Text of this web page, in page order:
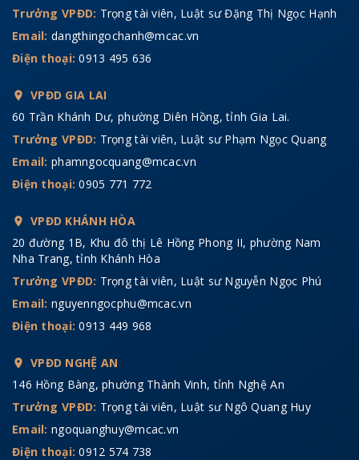
Trưởng VPĐD: Trọng tài viên, Luật sư Đặng Thị Ngọc Hạnh
Email: dangthingochanh@mcac.vn
Điện thoại:0913 495 636
VPĐD GIA LAI
60 Trần Khánh Dư, phường Diên Hồng, tỉnh Gia Lai.
Trưởng VPĐD: Trọng tài viên, Luật sư Phạm Ngọc Quang
Email: phamngocquang@mcac.vn
Điện thoại:0905 771 772
VPĐD KHÁNH HÒA
20 đường 1B, Khu đô thị Lê Hồng Phong II, phường Nam
Nha Trang, tỉnh Khánh Hòa
Trưởng VPĐD: Trọng tài viên, Luật sư Nguyễn Ngọc Phú
Email: nguyenngocphu@mcac.vn
Điện thoại:0913 449 968
VPĐD NGHỆ AN
146 Hồng Bàng, phường Thành Vinh, tỉnh Nghệ An
Trưởng VPĐD: Trọng tài viên, Luật sư Ngô Quang Huy
Email: ngoquanghuy@mcac.vn
Điện thoại:0912 574 738